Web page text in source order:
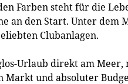
Farben steht für die
an den Start. Unter dem
Clubanlagen.
Urlaub direkt am
und absoluter